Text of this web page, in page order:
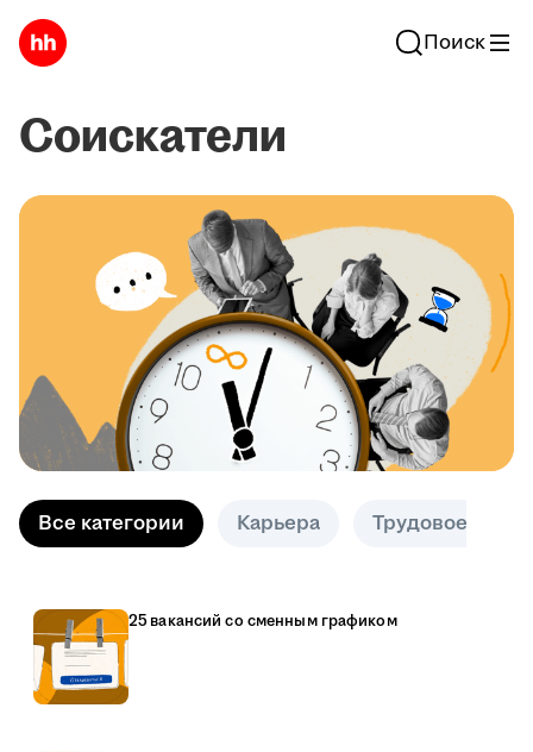
Поиск
Соискатели
Все категории Карьера Трудовое право
25 вакансий со сменным графиком